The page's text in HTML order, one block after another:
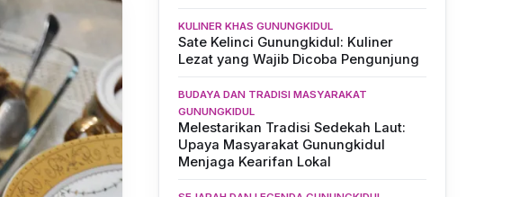
KULINER KHAS GUNUNGKIDUL
Sate Kelinci Gunungkidul: Kuliner
Lezat yang Wajib Dicoba Pengunjung
BUDAYA DAN TRADISI MASYARAKAT
GUNUNGKIDUL
Melestarikan Tradisi Sedekah Laut:
Upaya Masyarakat Gunungkidul
Menjaga Kearifan Lokal